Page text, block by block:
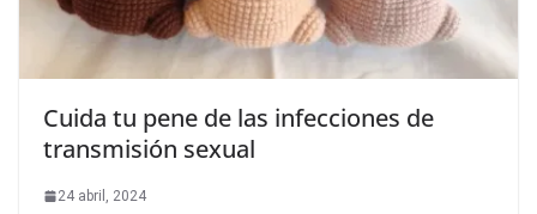
Cuida tu pene de las infecciones de
transmisión sexual
24 abril, 2024